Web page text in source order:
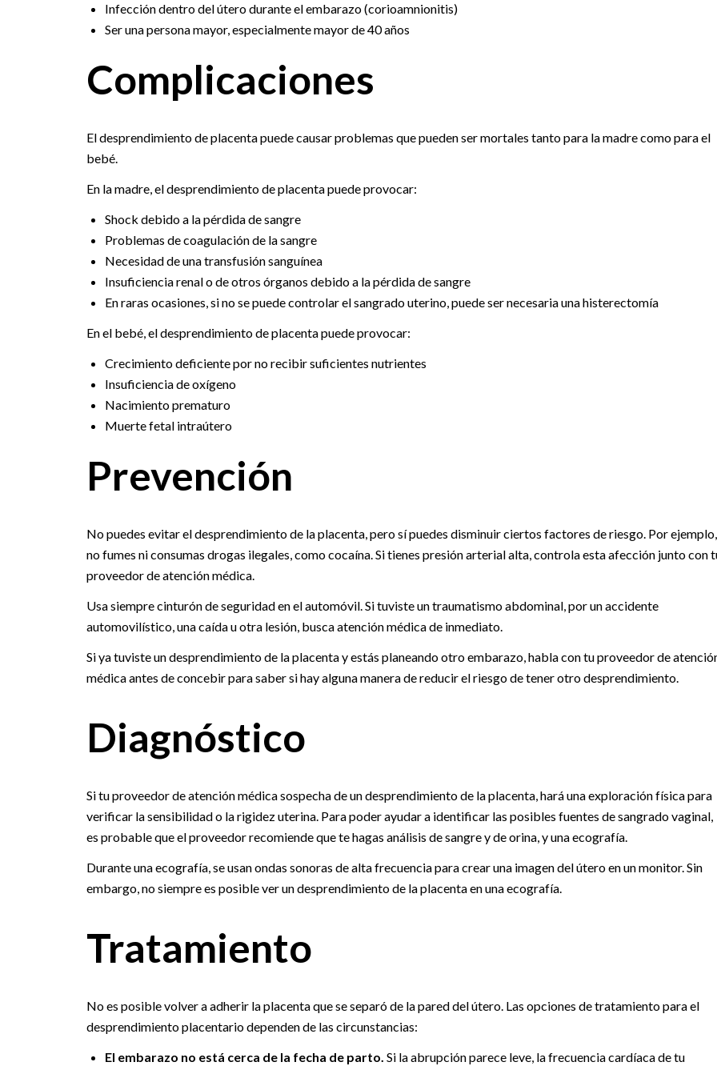
Infección dentro del útero durante el embarazo (corioamnionitis)
Ser una persona mayor, especialmente mayor de 40 años
Complicaciones
El desprendimiento de placenta puede causar problemas que pueden ser mortales tanto para la madre como para el
bebé.
En la madre, el desprendimiento de placenta puede provocar:
Shock debido a la pérdida de sangre
Problemas de coagulación de la sangre
Necesidad de una transfusión sanguínea
Insuficiencia renal o de otros órganos debido a la pérdida de sangre
En raras ocasiones, si no se puede controlar el sangrado uterino, puede ser necesaria una histerectomía
En el bebé, el desprendimiento de placenta puede provocar:
Crecimiento deficiente por no recibir suficientes nutrientes
Insuficiencia de oxígeno
Nacimiento prematuro
Muerte fetal intraútero
Prevención
No puedes evitar el desprendimiento de la placenta, pero sí puedes disminuir ciertos factores de riesgo. Por ejemplo,
no fumes ni consumas drogas ilegales, como cocaína. Si tienes presión arterial alta, controla esta afección junto con
proveedor de atención médica.
Usa siempre cinturón de seguridad en el automóvil. Si tuviste un traumatismo abdominal, por un accidente
automovilístico, una caída u otra lesión, busca atención médica de inmediato.
Si ya tuviste un desprendimiento de la placenta y estás planeando otro embarazo, habla con tu proveedor de
médica antes de concebir para saber si hay alguna manera de reducir el riesgo de tener otro desprendimiento.
Diagnóstico
Si tu proveedor de atención médica sospecha de un desprendimiento de la placenta, hará una exploración física para
verificar la sensibilidad o la rigidez uterina. Para poder ayudar a identificar las posibles fuentes de sangrado vaginal,
es probable que el proveedor recomiende que te hagas análisis de sangre y de orina, y una ecografía.
Durante una ecografía, se usan ondas sonoras de alta frecuencia para crear una imagen del útero en un monitor. Sin
embargo, no siempre es posible ver un desprendimiento de la placenta en una ecografía.
Tratamiento
No es posible volver a adherir la placenta que se separó de la pared del útero. Las opciones de tratamiento para el
desprendimiento placentario dependen de las circunstancias:
El embarazo no está cerca de la fecha de parto. Si la abrupción parece leve, la frecuencia cardíaca de tu